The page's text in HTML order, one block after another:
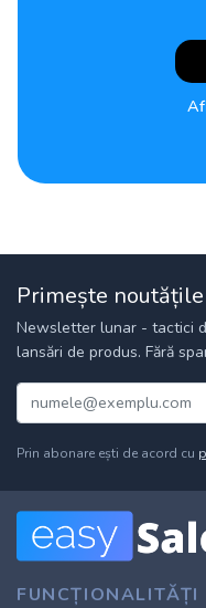
Primește
Newsletter lunar - tactici
lansări de produs. Fără
Prin abonare ești de acord cu
FUNCȚIONALITĂȚI